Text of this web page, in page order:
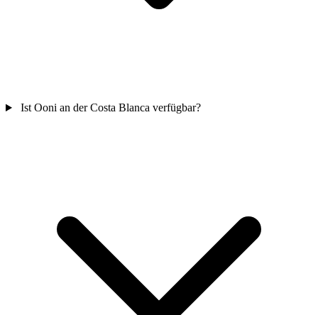
Ist Ooni an der Costa Blanca verfügbar?